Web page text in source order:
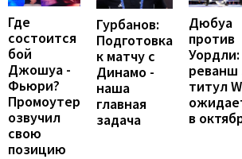
Где
состоится
бой
Джошуа -
Фьюри?
Промоутер
озвучил
свою
позицию
Гурбанов:
Подготовка
к матчу с
Динамо -
наша
главная
задача
Дюбуа
против
Уордли:
реванш
титул
в